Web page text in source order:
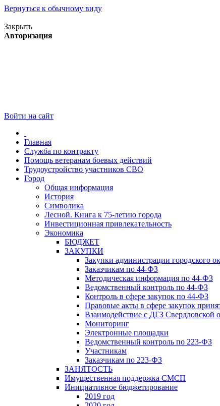
Вернуться к обычному виду
Закрыть
Авторизация
Войти на сайт
Главная
Служба по контракту
Помощь ветеранам боевых действий
Трудоустройство участников СВО
Город
Общая информация
История
Символика
Лесной. Книга к 75-летию города
Инвестиционная привлекательность
Экономика
БЮДЖЕТ
ЗАКУПКИ
Закупки администрации городского
Заказчикам по 44-ФЗ
Методическая информация по 44-ФЗ
Ведомственный контроль по 44-ФЗ
Контроль в сфере закупок по 44-ФЗ
Правовые акты в сфере закупок
Взаимодействие с ДГЗ Свердловской
Мониторинг
Электронные площадки
Ведомственный контроль по 223-ФЗ
Участникам
Заказчикам по 223-ФЗ
ЗАНЯТОСТЬ
Имущественная поддержка СМСП
Инициативное бюджетирование
2019 год